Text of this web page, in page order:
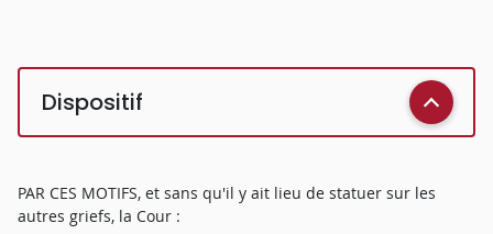
Dispositif
PAR CES MOTIFS, et sans qu'il y ait lieu de statuer sur les
autres griefs, la Cour :